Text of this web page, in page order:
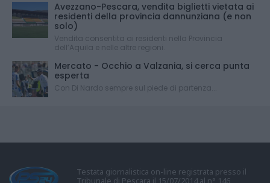
Avezzano-Pescara, vendita biglietti vietata ai
residenti della provincia dannunziana (e non
solo)
Vendita consentita ai residenti nella Provincia
dell’Aquila e nelle altre regioni.
Mercato - Occhio a Valzania, si cerca punta
esperta
Con Di Nardo sempre sul piede di partenza...
Testata giornalistica on-line registrata presso il
Tribunale di Pescara il 15/07/2014 al n° 146